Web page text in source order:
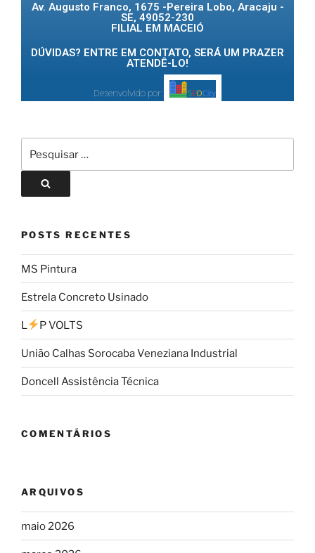
Av. Augusto Franco, 1675 -Pereira Lobo, Aracaju -
SE, 49052-230
FILIAL EM MACEIÓ
DÚVIDAS? ENTRE EM CONTATO, SERÁ UM PRAZER
ATENDÊ-LO!
Desenvolvido por:
POSTS RECENTES
MS Pintura
Estrela Concreto Usinado
L P VOLTS
União Calhas Sorocaba Veneziana Industrial
Doncell Assistência Técnica
COMENTÁRIOS
ARQUIVOS
maio 2026